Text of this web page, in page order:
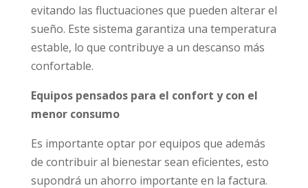
evitando las fluctuaciones que pueden alterar el
sueño. Este sistema garantiza una temperatura
estable, lo que contribuye a un descanso más
confortable.
Equipos pensados para el confort y con el
menor consumo
Es importante optar por equipos que además
de contribuir al bienestar sean eficientes, esto
supondrá un ahorro importante en la factura.